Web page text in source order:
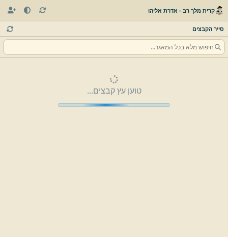
קרית מלך רב - אדרת אליהו
סייר הקבצים
טוען עץ קבצים...